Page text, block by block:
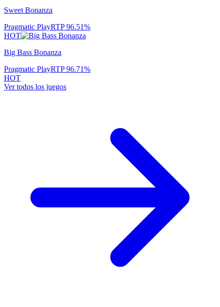
Sweet Bonanza
Pragmatic PlayRTP96.51%
HOT
Big Bass Bonanza
Pragmatic PlayRTP96.71%
HOT
Ver todos los juegos